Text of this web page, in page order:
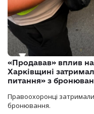
«Продавав» вплив
Харківщині
питання» з
Правоохоронці
бронювання.